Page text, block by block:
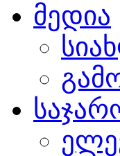
მედია